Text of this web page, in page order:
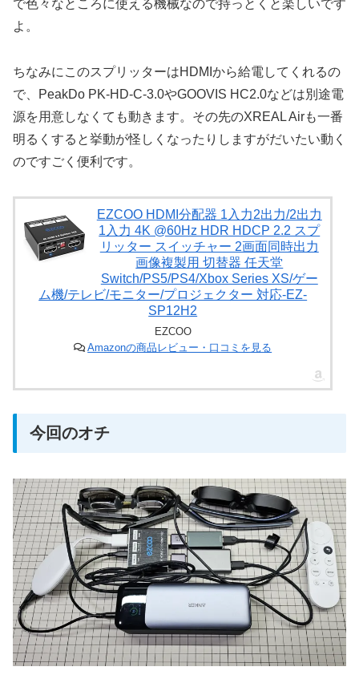
で色々なところに使える機械なので持っとくと楽しいです
よ。
ちなみにこのスプリッターはHDMIから給電してくれるの
で、PeakDo PK-HD-C-3.0やGOOVIS HC2.0などは別途電
源を用意しなくても動きます。その先のXREAL Airも一番
明るくすると挙動が怪しくなったりしますがだいたい動く
のですごく便利です。
EZCOO HDMI分配器 1入力2出力/2出力
1入力 4K @60Hz HDR HDCP 2.2 スプ
リッター スイッチャー 2画面同時出力
画像複製用 切替器 任天堂
Switch/PS5/PS4/Xbox Series XS/ゲー
ム機/テレビ/モニター/プロジェクター 対応-EZ-
SP12H2
EZCOO
Amazonの商品レビュー・口コミを見る
今回のオチ